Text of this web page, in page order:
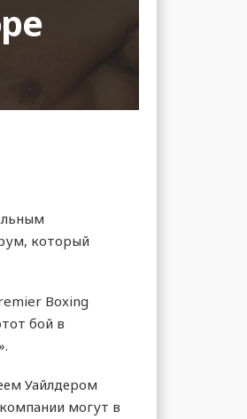
который
Boxing
бой в
Уайлдером
могут в